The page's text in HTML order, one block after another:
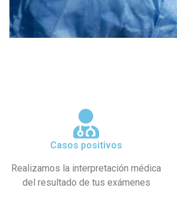
Casos positivos
Realizamos la interpretación médica
del resultado de tus exámenes